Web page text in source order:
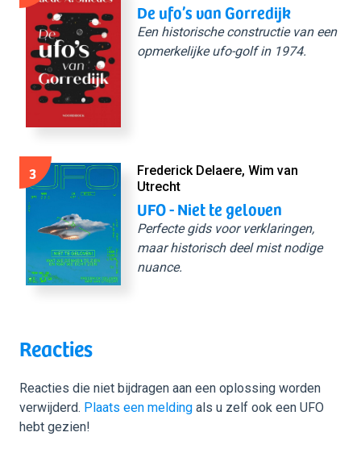
De ufo’s van Gorredijk
Een historische constructie van een
opmerkelijke ufo-golf in 1974.
3
Frederick Delaere, Wim van
Utrecht
UFO - Niet te geloven
Perfecte gids voor verklaringen,
maar historisch deel mist nodige
nuance.
Reacties
Reacties die niet bijdragen aan een oplossing worden
verwijderd. Plaats een melding als u zelf ook een UFO
hebt gezien!